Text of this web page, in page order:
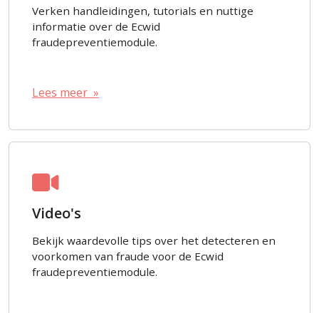
Verken handleidingen, tutorials en nuttige
informatie over de Ecwid
fraudepreventiemodule.
Lees meer »
Video's
Bekijk waardevolle tips over het detecteren en
voorkomen van fraude voor de Ecwid
fraudepreventiemodule.